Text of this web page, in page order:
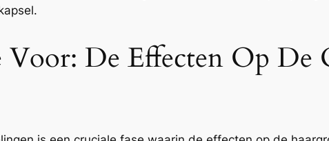
Voor: De Effecten Op